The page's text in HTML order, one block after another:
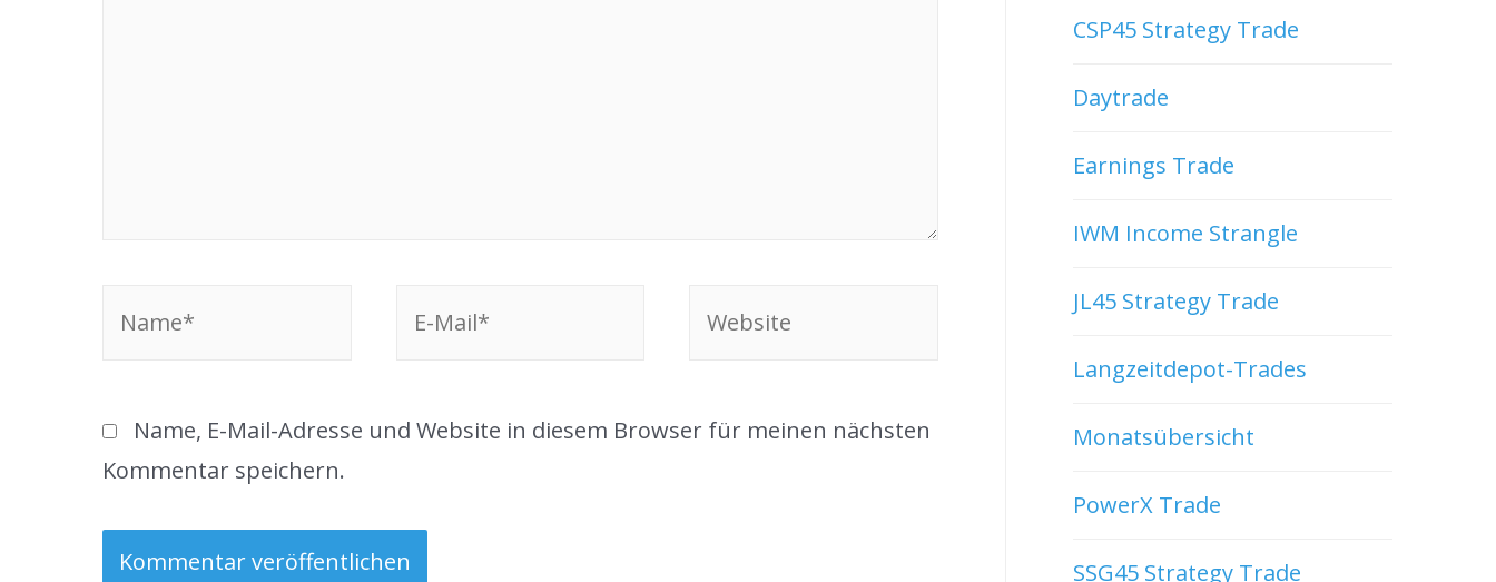
Name, E-Mail-Adresse und Website in diesem Browser für meinen nächsten
Kommentar speichern.
CSP45 Strategy Trade
Daytrade
Earnings Trade
IWM Income Strangle
JL45 Strategy Trade
Langzeitdepot-Trades
Monatsübersicht
PowerX Trade
SSG45 Strategy Trade